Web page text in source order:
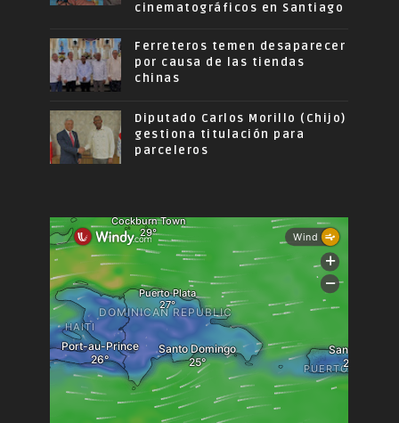
cinematográficos en Santiago
Ferreteros temen desaparecer
por causa de las tiendas
chinas
Diputado Carlos Morillo (Chijo)
gestiona titulación para
parceleros